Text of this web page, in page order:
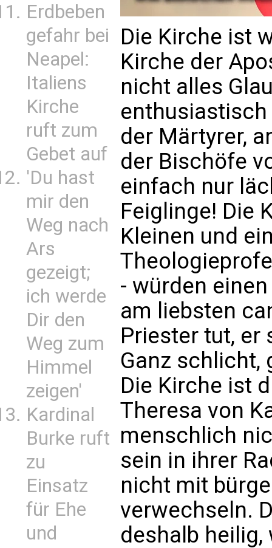
Erdbeben
gefahr bei
Neapel:
Italiens
Kirche
ruft zum
Gebet auf
'Du hast
mir den
Weg nach
Ars
gezeigt;
ich werde
Dir den
Weg zum
Himmel
zeigen'
Kardinal
Burke ruft
zu
Einsatz
für Ehe
und
Die Kirche ist
Kirche der
nicht alles
der Märtyrer,
der Bischöfe
einfach nur
Feiglinge! Die
Kleinen und
- würden
am liebsten
Priester tut, er
Ganz schlicht,
Die Kirche ist
Theresa von
menschlich
sein in ihrer
nicht mit
verwechseln.
deshalb